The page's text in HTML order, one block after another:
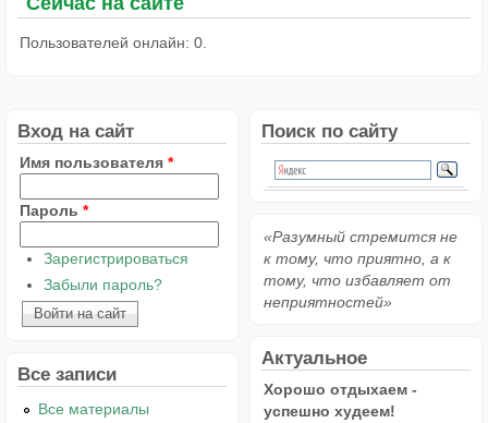
Пользователей онлайн: 0.
Вход на сайт
Имя пользователя *
Пароль *
Зарегистрироваться
Забыли пароль?
Все записи
Все материалы
Поиск по сайту
«Разумный стремится не
к тому, что приятно, а к
тому, что избавляет от
неприятностей»
Актуальное
Хорошо отдыхаем -
успешно худеем!